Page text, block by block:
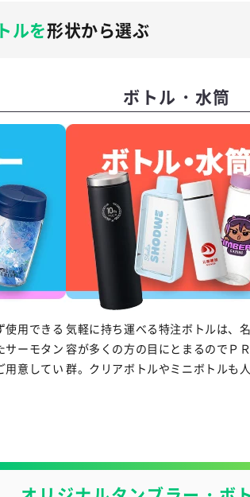
ルを形状から選ぶ
使用できる
サーモタン
用意してい
ボトル・水筒
気軽に持ち運べる特注ボトルは、
容が多くの方の目にとまるのでＰ
群。クリアボトルやミニボトルも人